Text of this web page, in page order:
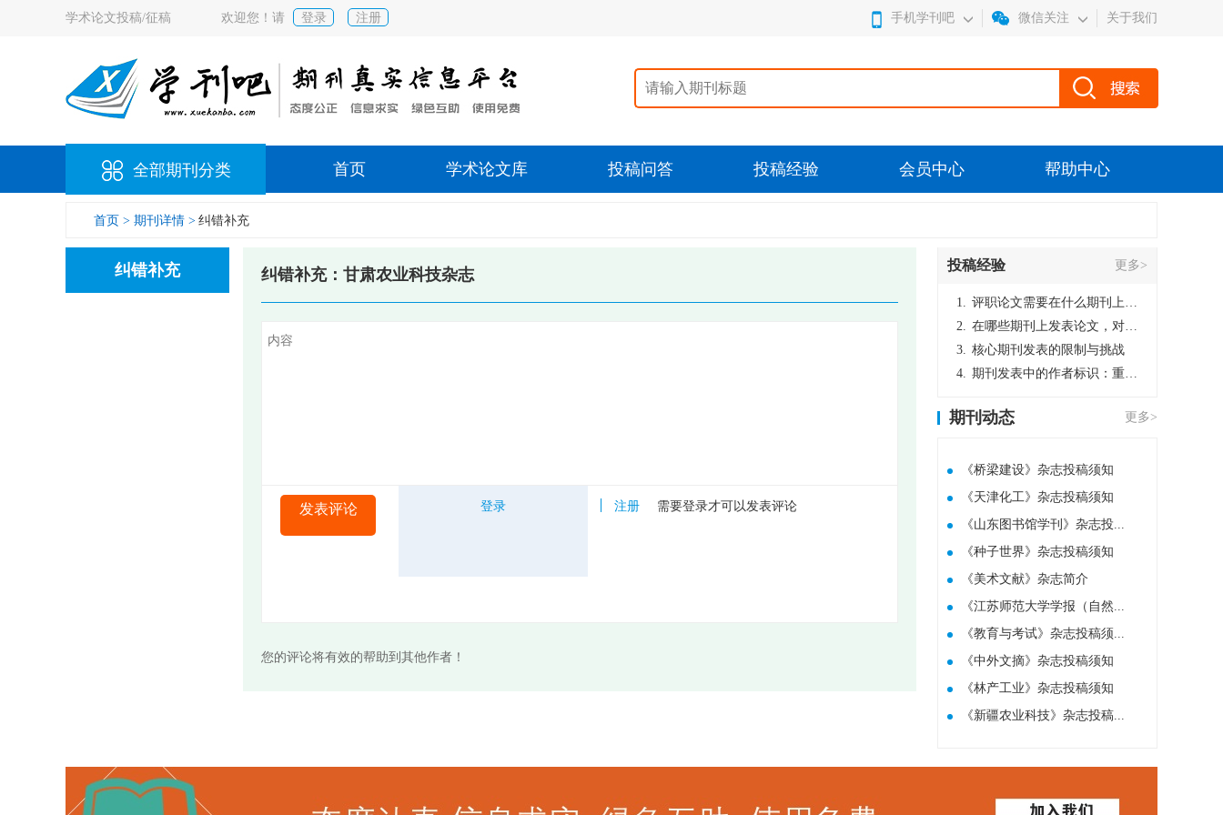
学术论文投稿/征稿 欢迎您！请 登录 注册 手机学刊吧 微信关注 关于我们
全部期刊分类 首页 学术论文库 投稿问答 投稿经验 会员中心 帮助中心
首页 > 期刊详情 > 纠错补充
纠错补充 纠错补充：甘肃农业科技杂志
发表评论 登录 注册 需要登录才可以发表评论
您的评论将有效的帮助到其他作者！
投稿经验 更多>
1. 评职论文需要在什么期刊上发表？
2. 在哪些期刊上发表论文，对考研有优势？
3. 核心期刊发表的限制与挑战
4. 期刊发表中的作者标识：重要性与实践
期刊动态 更多>
《桥梁建设》杂志投稿须知
《天津化工》杂志投稿须知
《山东图书馆学刊》杂志投...
《种子世界》杂志投稿须知
​《美术文献》杂志简介
《江苏师范大学学报（自然...
《教育与考试》杂志投稿须...
《中外文摘》杂志投稿须知
《林产工业》杂志投稿须知
《新疆农业科技》杂志投稿...